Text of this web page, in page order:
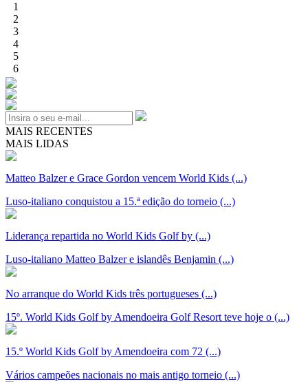
1
2
3
4
5
6
MAIS RECENTES
MAIS LIDAS
Matteo Balzer e Grace Gordon vencem World Kids (...)
Luso-italiano conquistou a 15.ª edição do torneio (...)
Liderança repartida no World Kids Golf by (...)
Luso-italiano Matteo Balzer e islandês Benjamin (...)
No arranque do World Kids três portugueses (...)
15º. World Kids Golf by Amendoeira Golf Resort teve hoje o (...)
15.º World Kids Golf by Amendoeira com 72 (...)
Vários campeões nacionais no mais antigo torneio (...)